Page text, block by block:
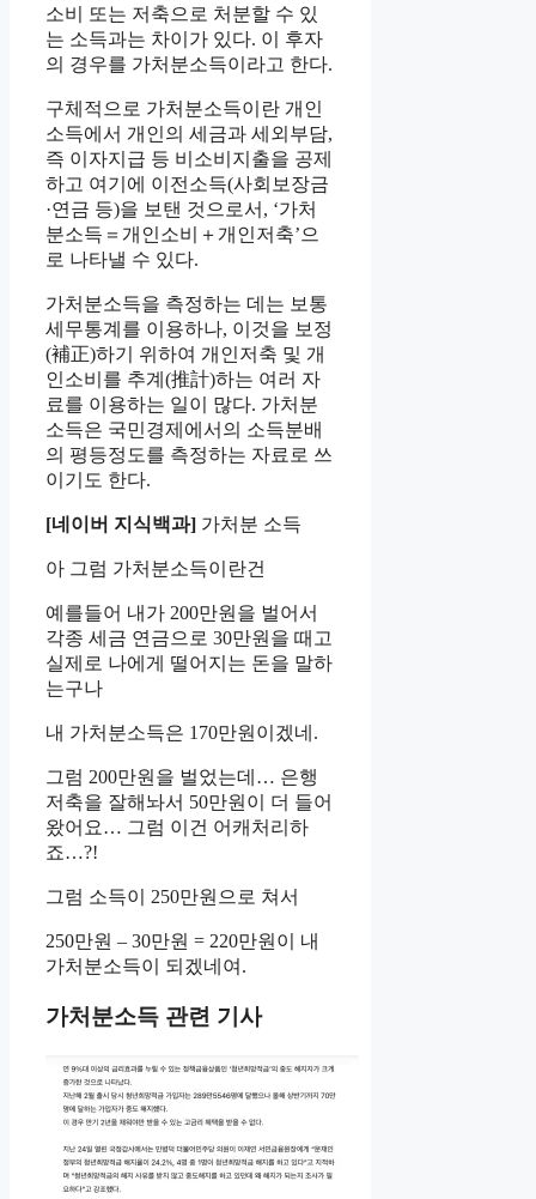
소비 또는 저축으로 처분할 수 있
는 소득과는 차이가 있다. 이 후자
의 경우를 가처분소득이라고 한다.
구체적으로 가처분소득이란 개인
소득에서 개인의 세금과 세외부담,
즉 이자지급 등 비소비지출을 공제
하고 여기에 이전소득(사회보장금
·연금 등)을 보탠 것으로서, ‘가처
분소득＝개인소비＋개인저축’으
로 나타낼 수 있다.
가처분소득을 측정하는 데는 보통
세무통계를 이용하나, 이것을 보정
(補正)하기 위하여 개인저축 및 개
인소비를 추계(推計)하는 여러 자
료를 이용하는 일이 많다. 가처분
소득은 국민경제에서의 소득분배
의 평등정도를 측정하는 자료로 쓰
이기도 한다.
[네이버 지식백과] 가처분 소득
아 그럼 가처분소득이란건
예를들어 내가 200만원을 벌어서
각종 세금 연금으로 30만원을 때고
실제로 나에게 떨어지는 돈을 말하
는구나
내 가처분소득은 170만원이겠네.
그럼 200만원을 벌었는데… 은행
저축을 잘해놔서 50만원이 더 들어
왔어요… 그럼 이건 어캐처리하
죠…?!
그럼 소득이 250만원으로 쳐서
250만원 – 30만원 = 220만원이 내
가처분소득이 되겠네여.
가처분소득 관련 기사